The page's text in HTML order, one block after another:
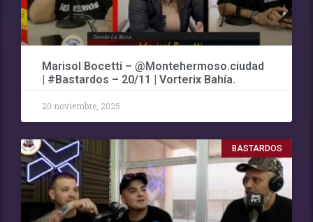
Marisol Bocetti – @Montehermoso.ciudad
| #Bastardos – 20/11 | Vorterix Bahía.
20 noviembre, 2025
BASTARDOS